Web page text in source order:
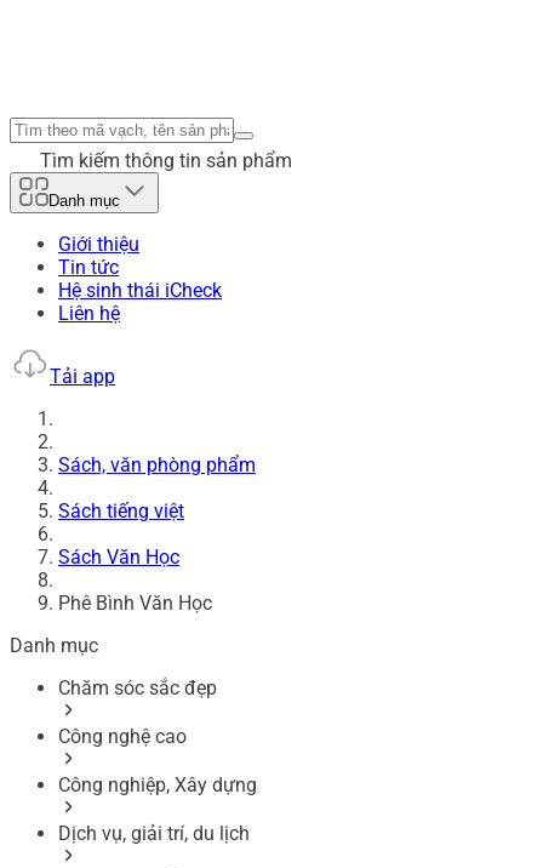
Tìm kiếm thông tin sản phẩm
Danh mục
Giới thiệu
Tin tức
Hệ sinh thái iCheck
Liên hệ
Tải app
Sách, văn phòng phẩm
Sách tiếng việt
Sách Văn Học
Phê Bình Văn Học
Danh mục
Chăm sóc sắc đẹp
Công nghệ cao
Công nghiệp, Xây dựng
Dịch vụ, giải trí, du lịch